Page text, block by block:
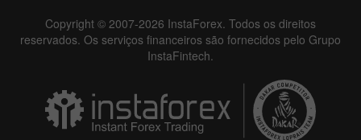
Copyright © 2007-2026 InstaForex. Todos os direitos
reservados. Os serviços financeiros são fornecidos pelo Grupo
InstaFintech.